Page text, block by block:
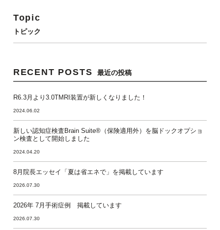
Topic
トピック
RECENT POSTS 最近の投稿
R6.3月より3.0TMRI装置が新しくなりました！
2024.06.02
新しい認知症検査Brain Suite®（保険適用外）を脳ドックオプショ
ン検査として開始しました
2024.04.20
8月院長エッセイ「夏は省エネで」を掲載しています
2026.07.30
2026年 7月手術症例 掲載しています
2026.07.30